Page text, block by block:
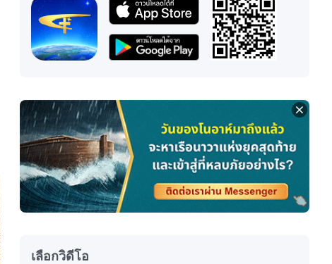
7:04
พระวจนะของพระเจ้าประจำวัน:
การเปิดโปงความเสื่อมทรามของ
18:50
การเปิดโปงความเสื่อมทรามของ
มวลมนุษย์ | บทตัดตอน 327
พระวจนะของพระเจ้าประจำวัน:
การเปิดโปงความเสื่อมทรามของ
เลือกวิดีโอ